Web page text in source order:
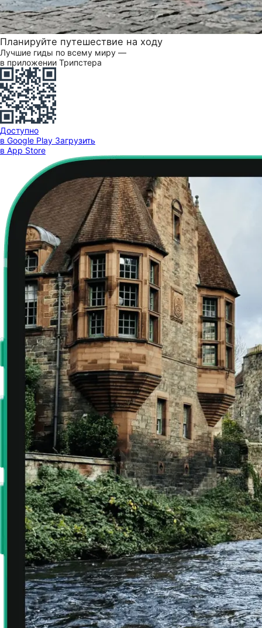
Планируйте путешествие на ходу
Лучшие гиды по всему миру —
в приложении Трипстера
Доступно
в Google Play Загрузить
в App Store